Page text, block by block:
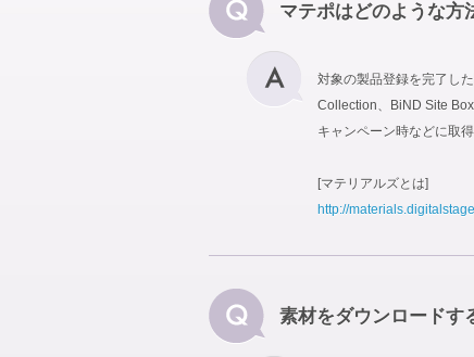
マテポはどのような方
対象の製品登録を完了し
Collection、BiND Site
キャンペーン時などに取
[マテリアルズとは]
http://
素材をダウンロードす